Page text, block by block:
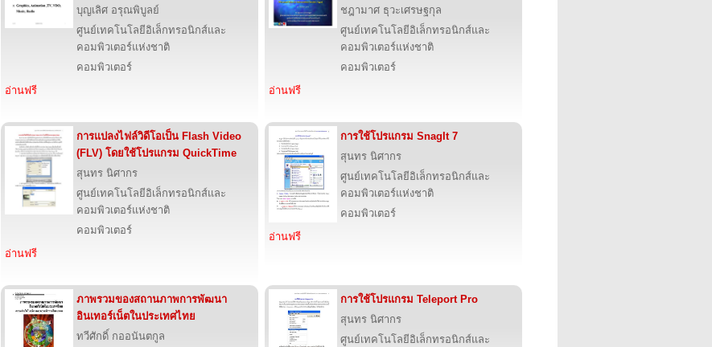
บุญเลิศ อรุณพิบูลย์
ศูนย์เทคโนโลยีอิเล็กทรอนิกส์และ
คอมพิวเตอร์แห่งชาติ
คอมพิวเตอร์
อ่านฟรี
ชฎามาศ ธุวะเศรษฐกุล
ศูนย์เทคโนโลยีอิเล็กทรอนิกส์และ
คอมพิวเตอร์แห่งชาติ
คอมพิวเตอร์
อ่านฟรี
การแปลงไฟล์วิดีโอเป็น Flash Video
(FLV) โดยใช้โปรแกรม QuickTime
สุนทร นิศากร
ศูนย์เทคโนโลยีอิเล็กทรอนิกส์และ
คอมพิวเตอร์แห่งชาติ
คอมพิวเตอร์
อ่านฟรี
การใช้โปรแกรม SnagIt 7
สุนทร นิศากร
ศูนย์เทคโนโลยีอิเล็กทรอนิกส์และ
คอมพิวเตอร์แห่งชาติ
คอมพิวเตอร์
อ่านฟรี
ภาพรวมของสถานภาพการพัฒนา
อินเทอร์เน็ตในประเทศไทย
ทวีศักดิ์ กออนันตกูล
การใช้โปรแกรม Teleport Pro
สุนทร นิศากร
ศูนย์เทคโนโลยีอิเล็กทรอนิกส์และ